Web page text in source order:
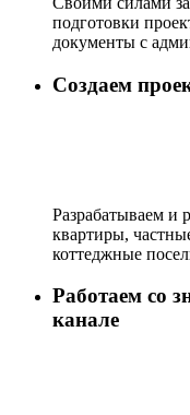
подготовки
документы с
Создаем
Разрабатываем и
квартиры,
коттеджные
Работаем со
канале